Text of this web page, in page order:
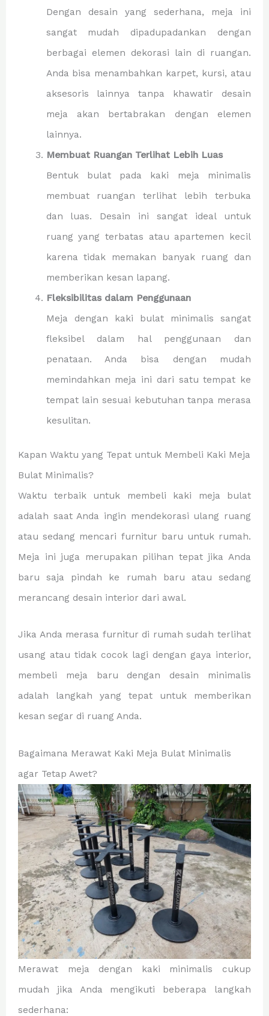
Dengan desain yang sederhana, meja ini
sangat mudah dipadupadankan dengan
berbagai elemen dekorasi lain di ruangan.
Anda bisa menambahkan karpet, kursi, atau
aksesoris lainnya tanpa khawatir desain
meja akan bertabrakan dengan elemen
lainnya.
Membuat Ruangan Terlihat Lebih Luas
Bentuk bulat pada kaki meja minimalis
membuat ruangan terlihat lebih terbuka
dan luas. Desain ini sangat ideal untuk
ruang yang terbatas atau apartemen kecil
karena tidak memakan banyak ruang dan
memberikan kesan lapang.
Fleksibilitas dalam Penggunaan
Meja dengan kaki bulat minimalis sangat
fleksibel dalam hal penggunaan dan
penataan. Anda bisa dengan mudah
memindahkan meja ini dari satu tempat ke
tempat lain sesuai kebutuhan tanpa merasa
kesulitan.
Kapan Waktu yang Tepat untuk Membeli Kaki Meja
Bulat Minimalis?
Waktu terbaik untuk membeli kaki meja bulat
adalah saat Anda ingin mendekorasi ulang ruang
atau sedang mencari furnitur baru untuk rumah.
Meja ini juga merupakan pilihan tepat jika Anda
baru saja pindah ke rumah baru atau sedang
merancang desain interior dari awal.
Jika Anda merasa furnitur di rumah sudah terlihat
usang atau tidak cocok lagi dengan gaya interior,
membeli meja baru dengan desain minimalis
adalah langkah yang tepat untuk memberikan
kesan segar di ruang Anda.
Bagaimana Merawat Kaki Meja Bulat Minimalis
agar Tetap Awet?
Merawat meja dengan kaki minimalis cukup
mudah jika Anda mengikuti beberapa langkah
sederhana: